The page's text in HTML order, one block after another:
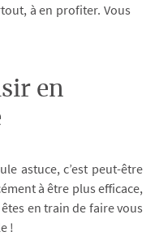
à en profiter. Vous
en
astuce, c’est peut-être
à être plus efficace,
en train de faire vous
!